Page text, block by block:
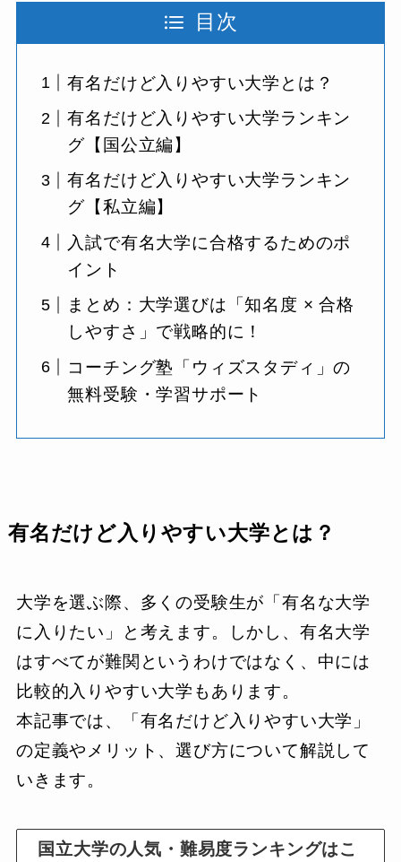
目次
有名だけど入りやすい大学とは？
有名だけど入りやすい大学ランキン
グ【国公立編】
有名だけど入りやすい大学ランキン
グ【私立編】
入試で有名大学に合格するためのポ
イント
まとめ：大学選びは「知名度 × 合格
しやすさ」で戦略的に！
コーチング塾「ウィズスタディ」の
無料受験・学習サポート
有名だけど入りやすい大学とは？
大学を選ぶ際、多くの受験生が「有名な大学
に入りたい」と考えます。しかし、有名大学
はすべてが難関というわけではなく、中には
比較的入りやすい大学もあります。
本記事では、「有名だけど入りやすい大学」
の定義やメリット、選び方について解説して
いきます。
国立大学の人気・難易度ランキングはこ